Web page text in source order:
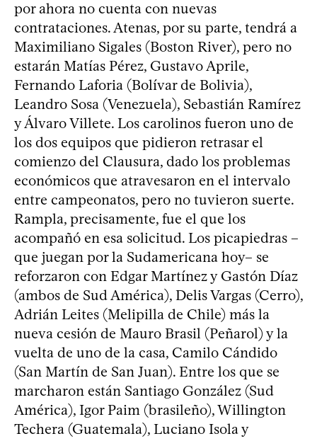
por ahora no cuenta con nuevas
contrataciones. Atenas, por su parte, tendrá a
Maximiliano Sigales (Boston River), pero no
estarán Matías Pérez, Gustavo Aprile,
Fernando Laforia (Bolívar de Bolivia),
Leandro Sosa (Venezuela), Sebastián Ramírez
y Álvaro Villete. Los carolinos fueron uno de
los dos equipos que pidieron retrasar el
comienzo del Clausura, dado los problemas
económicos que atravesaron en el intervalo
entre campeonatos, pero no tuvieron suerte.
Rampla, precisamente, fue el que los
acompañó en esa solicitud. Los picapiedras –
que juegan por la Sudamericana hoy– se
reforzaron con Edgar Martínez y Gastón Díaz
(ambos de Sud América), Delis Vargas (Cerro),
Adrián Leites (Melipilla de Chile) más la
nueva cesión de Mauro Brasil (Peñarol) y la
vuelta de uno de la casa, Camilo Cándido
(San Martín de San Juan). Entre los que se
marcharon están Santiago González (Sud
América), Igor Paim (brasileño), Willington
Techera (Guatemala), Luciano Isola y